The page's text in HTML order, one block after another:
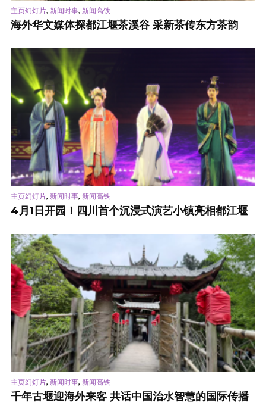
主页幻灯片, 新闻时事, 新闻高铁
海外华文媒体探都江堰茶溪谷 采新茶传东方茶韵
主页幻灯片, 新闻时事, 新闻高铁
4月1日开园！四川首个沉浸式演艺小镇亮相都江堰
主页幻灯片, 新闻时事, 新闻高铁
千年古堰迎海外来客 共话中国治水智慧的国际传播